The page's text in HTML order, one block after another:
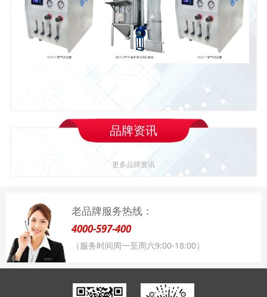
品牌资讯
更多品牌资讯
老品牌服务热线：
4000-597-400
（服务时间周一至周六9:00-18:00）